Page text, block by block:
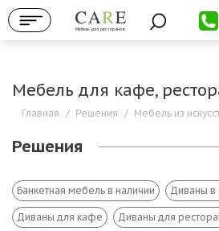
Мебель для ресторанов
Мебель для кафе,
Главная / Решения / Мебель из
Решения
Банкетная мебель в наличии Диваны в
Диваны для кафе Диваны для